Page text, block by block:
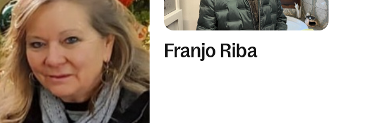
Franjo Riba